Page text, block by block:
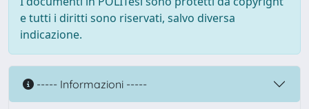
e tutti i diritti sono riservati, salvo diversa
indicazione.
----- Informazioni -----